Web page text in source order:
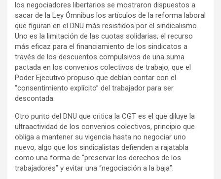
los negociadores libertarios se mostraron dispuestos a
sacar de la Ley Ómnibus los artículos de la reforma laboral
que figuran en el DNU más resistidos por el sindicalismo.
Uno es la limitación de las cuotas solidarias, el recurso
más eficaz para el financiamiento de los sindicatos a
través de los descuentos compulsivos de una suma
pactada en los convenios colectivos de trabajo, que el
Poder Ejecutivo propuso que debían contar con el
“consentimiento explícito” del trabajador para ser
descontada.
Otro punto del DNU que critica la CGT es el que diluye la
ultraactividad de los convenios colectivos, principio que
obliga a mantener su vigencia hasta no negociar uno
nuevo, algo que los sindicalistas defienden a rajatabla
como una forma de “preservar los derechos de los
trabajadores” y evitar una “negociación a la baja”.